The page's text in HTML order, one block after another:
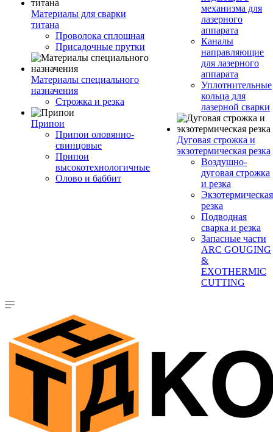
Материалы для сварки
титана
Проволока сплошная
Присадочные прутки
Материалы специального
назначения
Строжка и резка
Припои
Припои оловянно-
свинцовые
Припои
высокотехнологичные
Олово и баббит
механизма для
лазерного
аппарата
Каналы
направляющие
для лазерного
аппарата
Уплотнительные
кольца для
лазерной сварки
Дуговая строжка и
экзотермическая резка
Воздушно-
дуговая строжка
и резка
Экзотермическая
резка
Подводная
сварка и резка
Запасные части
ARC GOUGING
&
EXOTHERMIC
CUTTING